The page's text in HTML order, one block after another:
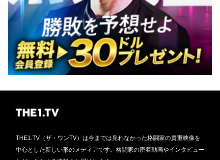
THE1.TV（ザ・ワンTV）は今までは見れなかった格闘家の貴重映像を
中心とした新しい形のメディアです。格闘家の密着動画やインタビュー